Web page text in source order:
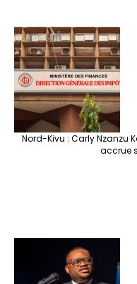
Nord-Kivu : Carly Nzanzu
accrue